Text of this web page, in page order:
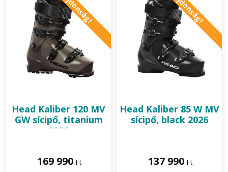
Újdonság!
Head Kaliber 120 MV
GW sícipő, titanium
2026
169 990 Ft
Újdonság!
Head Kaliber 85 W MV
sícipő, black 2026
137 990 Ft